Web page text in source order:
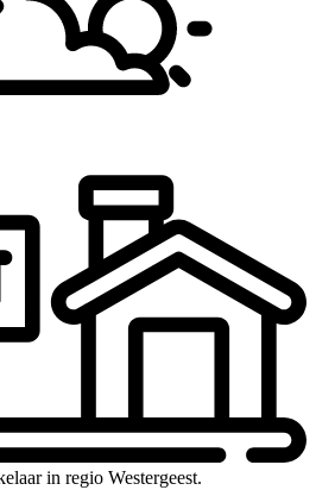
in regio Westergeest.